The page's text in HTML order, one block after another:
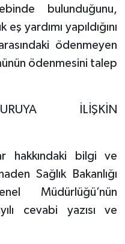
bulunduğunu,
yardımı yapıldığını
ödenmeyen
ödenmesini talep
İLİŞKİN
hakkındaki bilgi ve
Sağlık Bakanlığı
Müdürlüğü’nün
cevabi yazısı ve